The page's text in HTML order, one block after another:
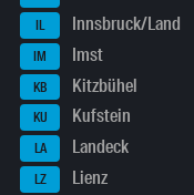
IL Innsbruck/Land
IM Imst
KB Kitzbühel
KU Kufstein
LA Landeck
LZ Lienz